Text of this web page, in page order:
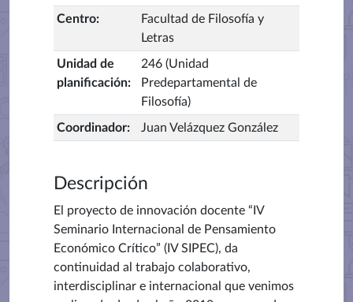
Centro:
Facultad de Filosofía y
Letras
Unidad de
planificación:
246 (Unidad
Predepartamental de
Filosofía)
Coordinador: Juan Velázquez González
Descripción
El proyecto de innovación docente “IV
Seminario Internacional de Pensamiento
Económico Crítico” (IV SIPEC), da
continuidad al trabajo colaborativo,
interdisciplinar e internacional que venimos